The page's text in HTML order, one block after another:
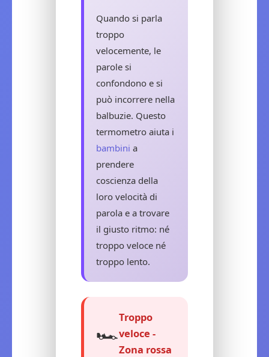
Quando si parla
troppo
velocemente, le
parole si
confondono e si
può incorrere nella
balbuzie. Questo
termometro aiuta i
bambini a
prendere
coscienza della
loro velocità di
parola e a trovare
il giusto ritmo: né
troppo veloce né
troppo lento.
🏎️
Troppo
veloce -
Zona rossa